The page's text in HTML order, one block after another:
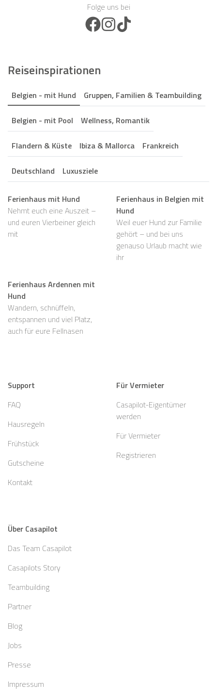
Folge uns bei
Facebook Icon
Instagram Icon
Reiseinspirationen
Belgien - mit Hund Gruppen, Familien & Teambuilding
Belgien - mit Pool Wellness, Romantik
Flandern & Küste Ibiza & Mallorca Frankreich
Deutschland Luxusziele
Ferienhaus mit Hund
Nehmt euch eine Auszeit –
und euren Vierbeiner gleich
mit
Ferienhaus in Belgien mit
Hund
Weil euer Hund zur Familie
gehört – und bei uns
genauso Urlaub macht wie
ihr
Ferienhaus Ardennen mit
Hund
Wandern, schnüffeln,
entspannen und viel Platz,
auch für eure Fellnasen
Support
FAQ
Hausregeln
Frühstück
Gutscheine
Kontakt
Für Vermieter
Casapilot-Eigentümer
werden
Für Vermieter
Registrieren
Über Casapilot
Das Team Casapilot
Casapilots Story
Teambuilding
Partner
Blog
Jobs
Presse
Impressum